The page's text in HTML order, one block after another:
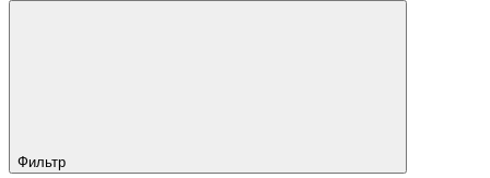
Фильтр